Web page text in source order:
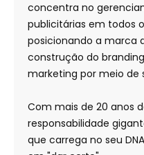
concentra no
publicitárias em todos
posicionando a marca
construção do
marketing por meio de
Com mais de 20 anos
responsabilidade
que carrega no seu